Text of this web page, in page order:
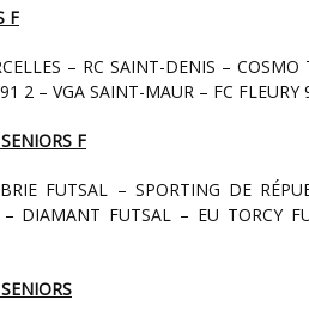
F
2 – VGA SAINT-MAUR – FC FLEURY
SENIORS F
DIAMANT FUTSAL – EU TORCY
SENIORS